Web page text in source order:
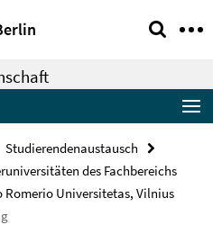
Studierendenaustausch
des Fachbereichs
Romerio Universitetas, Vilnius